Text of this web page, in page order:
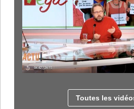
Toutes les